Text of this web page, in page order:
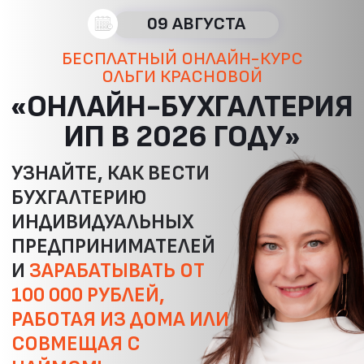
ЗАБЕРИТЕ ПОДАРКИ
БЕСПЛАТНЫЙ ОНЛАЙН-КУРС
ОЛЬГИ КРАСНОВОЙ
09 АВГУСТА
«ОНЛАЙН-БУХГАЛТЕРИЯ
ИП В 2026 ГОДУ»
СТОИМОСТЬ:
3 990 РУБЛЕЙ
УЗНАЙТЕ, КАК ВЕСТИ
БУХГАЛТЕРИЮ
ИНДИВИДУАЛЬНЫХ
ПРЕДПРИНИМАТЕЛЕЙ
ИЗАРАБАТЫВАТЬ ОТ
100 000 РУБЛЕЙ,
РАБОТАЯ ИЗ ДОМА ИЛИ
СОВМЕЩАЯ С
НАЙМОМ!
БЕСПЛАТНО